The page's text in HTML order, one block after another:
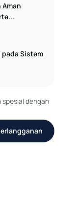
Aman
Sistem
dengan